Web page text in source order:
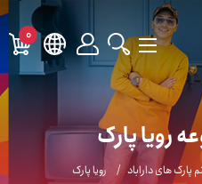
0
رویا پارک
پارک های داراباد رویا پارک